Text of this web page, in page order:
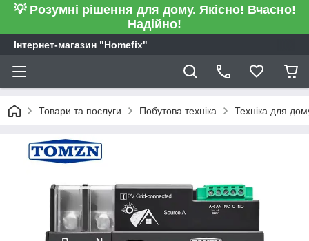
💡 Розумні рішення для дому. Якісно! Вчасно!
Надійно!
Інтернет-магазин "Homefix"
Товари та послуги Побутова техніка Техніка для